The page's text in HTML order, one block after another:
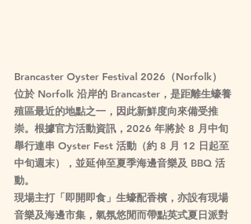
Brancaster Oyster Festival 2026（Norfolk）
位於 Norfolk 沿岸的 Brancaster，是距離生蠔養
殖區最近的地點之一，因此新鮮度向來備受推
崇。根據官方活動資訊，2026 年將於 8 月中旬
舉行連串 Oyster Fest 活動（約 8 月 12 日起至
中旬週末）
，並延伸至夏季海邊音樂及 BBQ 活
動。
現場主打「即開即食」生蠔配香檳，亦設有現場
音樂及海邊市集，氣氛悠閒而帶點英式夏日派對